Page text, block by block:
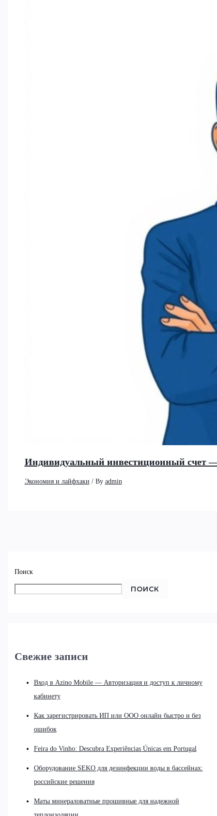
Поиск
ПОИСК
Свежие записи
Вход в Azino Mobile — Авторизация и доступ к личному
кабинету
Как зарегистрировать ИП или ООО онлайн быстро и без
ошибок
Feira do Vinho: Descubra Experiências Únicas em Portugal
Оборудование SEKO для дезинфекции воды в бассейнах:
российские решения
Маты минераловатные прошивные для надежной
Индивидуальный инвестиционный счет
Экономия и лайфхаки / By admin